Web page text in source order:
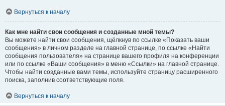
Вернуться к началу
Как мне найти свои сообщения и созданные мной темы?
Вы можете найти свои сообщения, щёлкнув по ссылке «Показать ваши
сообщения» в личном разделе на главной странице, по ссылке «Найти
сообщения пользователя» на странице вашего профиля на конференции
или по ссылке «Ваши сообщения» в меню «Ссылки» на главной странице.
Чтобы найти созданные вами темы, используйте страницу расширенного
поиска, заполнив соответствующие поля.
Вернуться к началу